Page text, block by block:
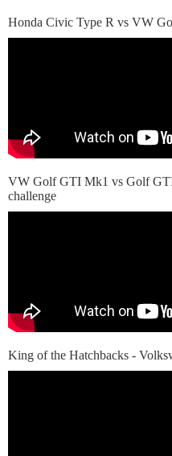
Honda Civic Type R vs VW
VW Golf GTI Mk1 vs Golf
challenge
King of the Hatchbacks -